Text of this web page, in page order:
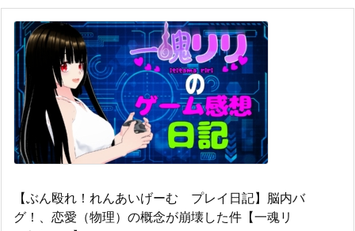
【ぶん殴れ！れんあいげーむ プレイ日記】脳内バ
グ！、恋愛（物理）の概念が崩壊した件【一魂リ